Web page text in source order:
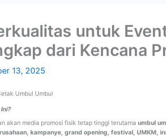
untuk
dari Kencana
13, 2025
akan media promosi fisik tetap tinggi terutama umbul
kampanye, grand opening, festival, UMKM,